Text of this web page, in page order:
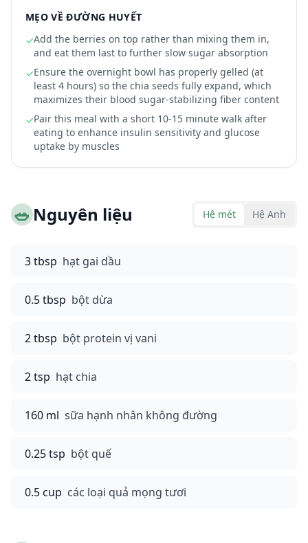
MẸO VỀ ĐƯỜNG HUYẾT
✓Add the berries on top rather than mixing them in,
and eat them last to further slow sugar absorption
✓Ensure the overnight bowl has properly gelled (at
least 4 hours) so the chia seeds fully expand, which
maximizes their blood sugar-stabilizing fiber content
✓Pair this meal with a short 10-15 minute walk after
eating to enhance insulin sensitivity and glucose
uptake by muscles
🥗Nguyên liệu Hệ mét Hệ Anh
3 tbsp hạt gai dầu
0.5 tbsp bột dừa
2 tbsp bột protein vị vani
2 tsp hạt chia
160 ml sữa hạnh nhân không đường
0.25 tsp bột quế
0.5 cup các loại quả mọng tươi